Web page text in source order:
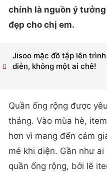
chính là nguồn ý
đẹp cho chị em.
Jisoo mặc đồ tập lên trình
diễn, không một ai chê!
Quần ống rộng được
tháng. Vào mùa hè,
hơn vì mang đến cảm
mẻ khi diện. Gần như
quần ống rộng, bởi lẽ